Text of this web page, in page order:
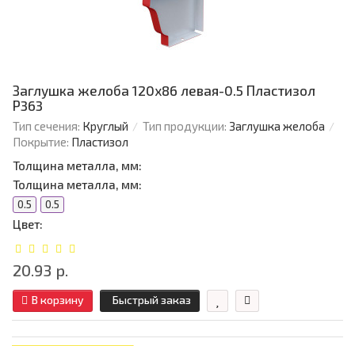
Заглушка желоба 120х86 левая-0.5 Пластизол
Р363
Тип сечения: Круглый Тип продукции: Заглушка желоба
Покрытие: Пластизол
Толщина металла, мм:
Толщина металла, мм:
0.5 0.5
Цвет:
20.93 р.
В корзину Быстрый заказ